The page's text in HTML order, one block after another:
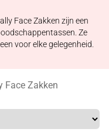
Face Zakken zijn een
Ze
voor elke gelegenheid.
Face Zakken